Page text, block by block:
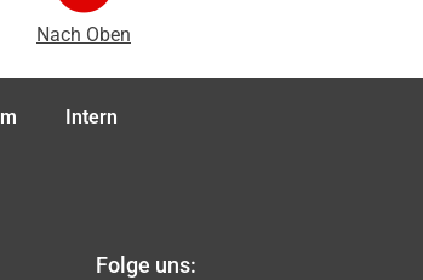
Nach Oben
Intern
Folge uns: